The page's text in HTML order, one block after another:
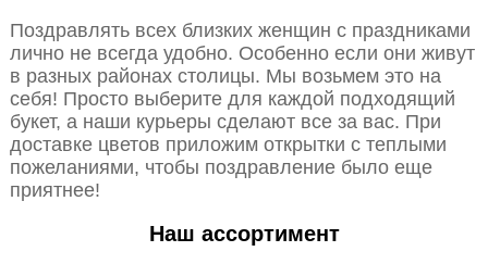
Поздравлять всех близких женщин с праздниками
лично не всегда удобно. Особенно если они живут
в разных районах столицы. Мы возьмем это на
себя! Просто выберите для каждой подходящий
букет, а наши курьеры сделают все за вас. При
доставке цветов приложим открытки с теплыми
пожеланиями, чтобы поздравление было еще
приятнее!
Наш ассортимент